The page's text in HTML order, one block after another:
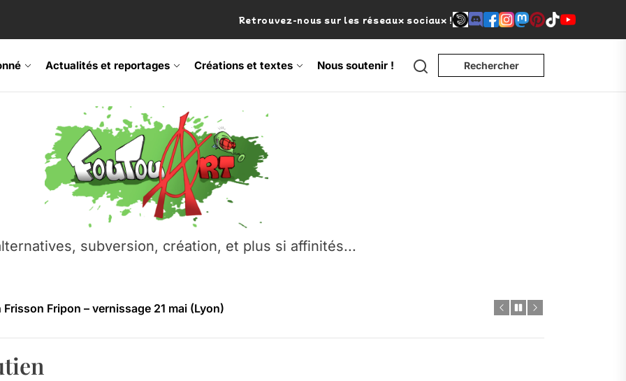
Retrouvez-nous sur les réseaux sociaux !
Actualités et reportages Créations et textes Nous soutenir ! Search Rechercher
subversion, création, et plus si affinités...
Frisson Fripon – vernissage 21 mai (Lyon)
Festival – Samedi 18 juillet (Vaulx-en-Velin)
– Ŝtono, un livre réalisé par Michaël Moretti & Pierre Lacôte
contre l’A412 à l’Établi (Haute-Savoie)
Fripon – vernissage 21 mai (Lyon)
Festival – Samedi 18 juillet (Vaulx-en-Velin)